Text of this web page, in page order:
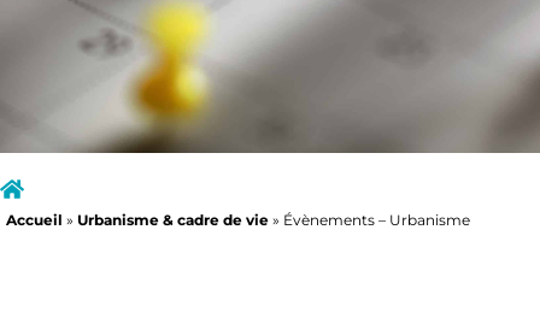
Accueil » Urbanisme & cadre de vie » Évènements – Urbanisme